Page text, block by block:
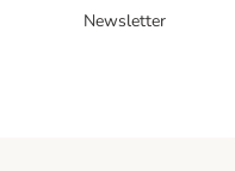
Newsletter